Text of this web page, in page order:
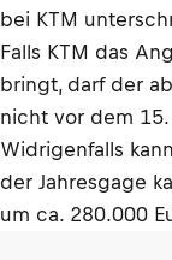
bei KTM
Falls KTM das
bringt, darf der
nicht vor dem
Widrigenfalls
der Jahresgage
um ca. 280.000